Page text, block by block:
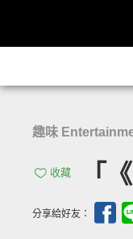
趣味
收藏 「
分享給好友：